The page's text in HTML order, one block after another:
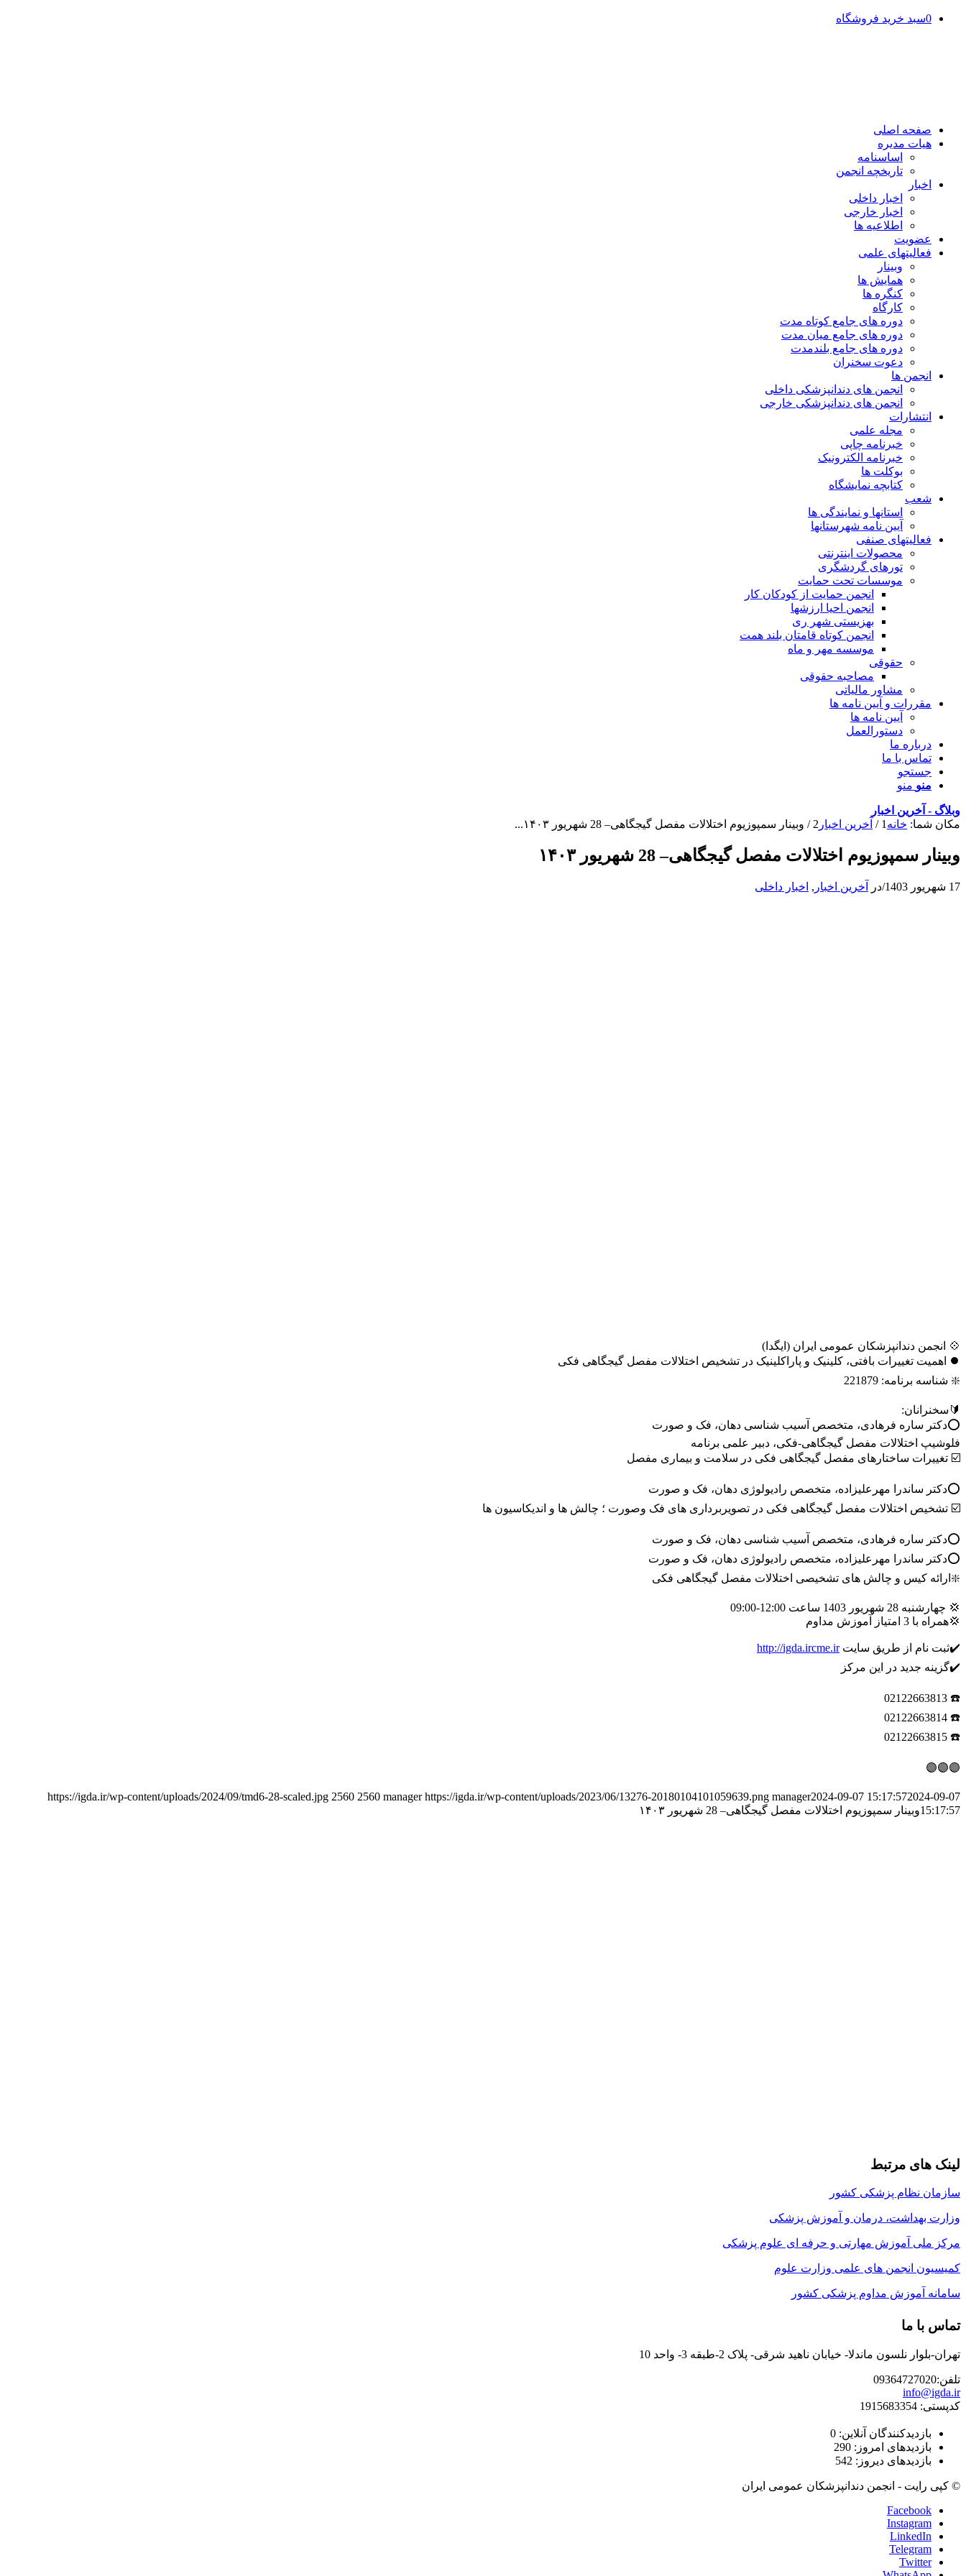
0سبد خرید فروشگاه
صفحه اصلی
هیات مدیره
اساسنامه
تاریخچه انجمن
اخبار
اخبار داخلی
اخبار خارجی
اطلاعیه ها
عضویت
فعالیتهای علمی
وبینار
همایش ها
کنگره ها
کارگاه
دوره های جامع کوتاه مدت
دوره های جامع میان مدت
دوره های جامع بلندمدت
دعوت سخنران
انجمن ها
انجمن های دندانپزشکی داخلی
انجمن های دندانپزشکی خارجی
انتشارات
مجله علمی
خبرنامه چاپی
خبرنامه الکترونیک
بوکلت ها
کتابچه نمایشگاه
شعب
استانها و نمایندگی ها
آیین نامه شهرستانها
فعالیتهای صنفی
محصولات اینترنتی
تورهای گردشگری
موسسات تحت حمایت
انجمن حمایت از کودکان کار
انجمن احیا ارزشها
بهزیستی شهر ری
انجمن کوتاه قامتان بلند همت
موسسه مهر و ماه
حقوقی
مصاحبه حقوقی
مشاور مالیاتی
مقررات و آیین نامه ها
آیین نامه ها
دستورالعمل
درباره ما
تماس با ما
جستجو
منو منو
وبلاگ - آخرین اخبار
مکان شما: خانه 1
/ آخرین اخبار 2
/ وبینار سمپوزیوم اختلالات مفصل گیجگاهی– 28 شهریور ۱۴۰۳...
وبینار سمپوزیوم اختلالات مفصل گیجگاهی– 28 شهریور ۱۴۰۳
17 شهریور 1403 /در آخرین اخبار , اخبار داخلی
💠 انجمن دندانپزشکان عمومی ایران (ایگدا)
⏺ اهمیت تغییرات بافتی، کلینیک و پاراکلینیک در تشخیص اختلالات مفصل گیجگاهی فکی
❇️ شناسه برنامه: 221879
🔰سخنرانان:
⭕️دکتر ساره فرهادی، متخصص آسیب شناسی دهان، فک و صورت
فلوشیپ اختلالات مفصل گیجگاهی-فکی، دبیر علمی برنامه
☑️ تغییرات ساختارهای مفصل گیجگاهی فکی در سلامت و بیماری مفصل
⭕️دکتر ساندرا مهرعلیزاده، متخصص رادیولوژی دهان، فک و صورت
☑️ تشخیص اختلالات مفصل گیجگاهی فکی در تصویربرداری های فک و‌صورت ؛ چالش ها و اندیکاسیون ها
⭕️دکتر ساره فرهادی، متخصص آسیب شناسی دهان، فک و صورت
⭕️دکتر ساندرا مهرعلیزاده، متخصص رادیولوژی دهان، فک و صورت
❇️ارائه کیس و چالش های تشخیصی اختلالات مفصل گیجگاهی فکی
💢 چهارشنبه 28 شهریور 1403 ساعت 12:00-09:00
💢همراه با 3 امتیاز آموزش مداوم
✔️ثبت نام از طریق سایتhttp://igda.ircme.ir
✔️گزینه جدید در این مرکز
☎️ 02122663813
☎️ 02122663814
☎️ 02122663815
🟣🟣🟣
https://igda.ir/wp-content/uploads/2024/09/tmd6-28-scaled.jpg 2560 2560 manager https://igda.ir/wp-content/uploads/2023/06/13276-20180104101059639.png manager2024-09-07 15:17:572024-09-07
15:17:57وبینار سمپوزیوم اختلالات مفصل گیجگاهی– 28 شهریور ۱۴۰۳
لینک های مرتبط
سازمان نظام پزشکی کشور
وزارت بهداشت، درمان و آموزش پزشکی
مرکز ملی آموزش مهارتی و حرفه ای علوم پزشکی
کمیسیون انجمن های علمی وزارت علوم
سامانه آموزش مداوم پزشکی کشور
تماس با ما
تهران-بلوار نلسون ماندلا- خیابان ناهید شرقی- پلاک 2-طبقه 3- واحد 10
تلفن:09364727020
info@igda.ir
کدپستی: 1915683354
بازدیدکنندگان آنلاین: 0
بازدیدهای امروز: 290
بازدیدهای دیروز: 542
© کپی رایت - انجمن دندانپزشکان عمومی ایران
Facebook
Instagram
LinkedIn
Telegram
Twitter